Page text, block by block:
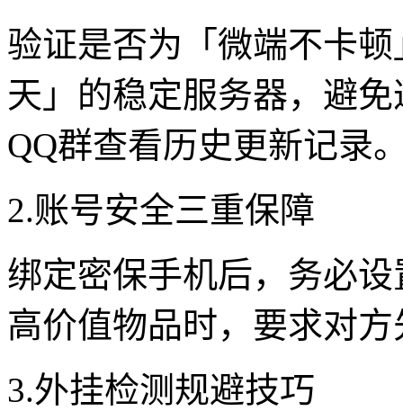
验证是否为「微端不卡
天」的稳定服务器，避
QQ群查看历史更新记录
2.账号安全三重保障
绑定密保手机后，务必
高价值物品时，要求对
3.外挂检测规避技巧